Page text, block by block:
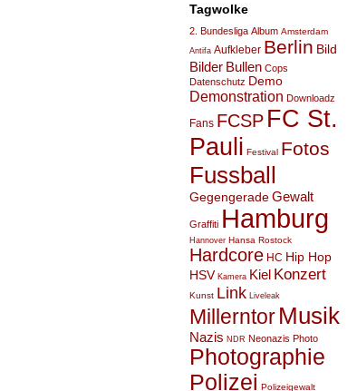
Tagwolke
2. Bundesliga Album Amsterdam
Antifa Aufkleber Berlin Bild
Bilder Bullen Cops
Datenschutz Demo
Demonstration Downloadz
Fans FCSP FC St.
Pauli Festival Fotos
Fussball
GegengeradeGewalt
Graffiti Hamburg
Hannover Hansa Rostock
Hardcore HC Hip Hop
HSV Kamera Kiel Konzert
Kunst Link Liveleak
Millerntor Musik
Nazis NDR Neonazis Photo
Photographie
Polizei Polizeigewalt